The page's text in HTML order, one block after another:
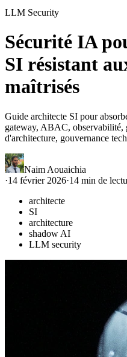
LLM Security
Sécurité IA
SI résistant
maîtrisés
Guide architecte SI pour
gateway, ABAC, observabilité,
d'architecture, gouvernance
Naim Aouaichia
·14 février 2026·14 min de
architecte
SI
architecture
shadow AI
LLM security